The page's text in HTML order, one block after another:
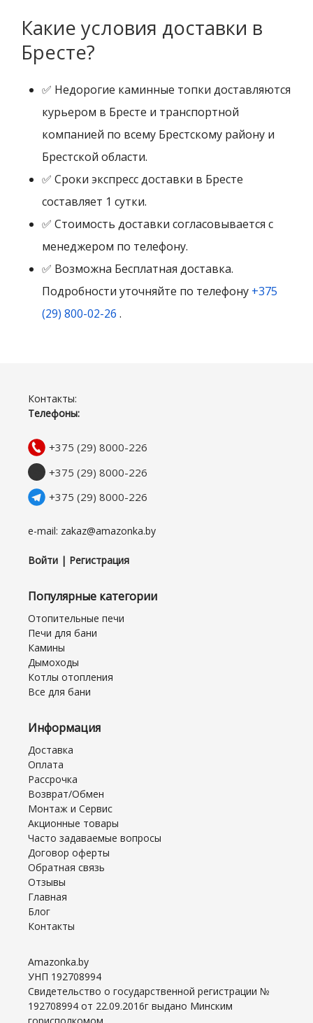
Какие условия доставки в
Бресте?
✅ Недорогие каминные топки доставляются
курьером в Бресте и транспортной
компанией по всему Брестскому району и
Брестской области.
✅ Сроки экспресс доставки в Бресте
составляет 1 сутки.
✅ Стоимость доставки согласовывается с
менеджером по телефону.
✅ Возможна Бесплатная доставка.
Подробности уточняйте по телефону +375
(29) 800-02-26 .
Контакты:
Телефоны:
+375 (29) 8000-226
+375 (29) 8000-226
+375 (29) 8000-226
e-mail: zakaz@amazonka.by
Войти | Регистрация
Популярные категории
Отопительные печи
Печи для бани
Камины
Дымоходы
Котлы отопления
Все для бани
Информация
Доставка
Оплата
Рассрочка
Возврат/Обмен
Монтаж и Сервис
Акционные товары
Часто задаваемые вопросы
Договор оферты
Обратная связь
Отзывы
Главная
Блог
Контакты
Amazonka.by
УНП 192708994
Свидетельство о государственной регистрации №
192708994 от 22.09.2016г выдано Минским